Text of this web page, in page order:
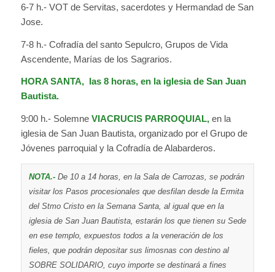
6-7 h.- VOT de Servitas, sacerdotes y Hermandad de San
Jose.
7-8 h.- Cofradía del santo Sepulcro, Grupos de Vida
Ascendente, Marías de los Sagrarios.
HORA SANTA, las 8 horas, en la iglesia de San Juan
Bautista.
9:00 h.- Solemne VIACRUCIS PARROQUIAL,en la
iglesia de San Juan Bautista, organizado por el Grupo de
Jóvenes parroquial y la Cofradía de Alabarderos.
NOTA.- De 10 a 14 horas, en la Sala de Carrozas, se podrán
visitar los Pasos procesionales que desfilan desde la Ermita
del Stmo Cristo en la Semana Santa, al igual que en la
iglesia de San Juan Bautista, estarán los que tienen su Sede
en ese templo, expuestos todos a la veneración de los
fieles, que podrán depositar sus limosnas con destino al
SOBRE SOLIDARIO, cuyo importe se destinará a fines